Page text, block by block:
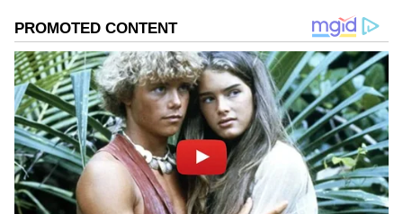
Related Articles
ಕಳ್ಳ-ಕಾಕರಿಗೆ ಸ್ವರ್ಗವಾದ ಬೆಂಗಳೂರು; ಈ ವರ್ಷ 3325
ಕಳ್ಳತನ, 1 ಕೇಸಲ್ಲಿ ಮಾತ್ರ ಶಿಕ್ಷೆ!
ಹೈ ಲೆವೆಲ್ ಸೆಕ್ಯೂರಿಟಿ ಇರುವ ಹೈಕೋರ್ಟ್